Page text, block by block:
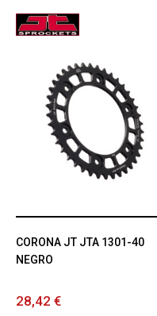
CORONA JT JTA 1301-40
NEGRO
28,42 €